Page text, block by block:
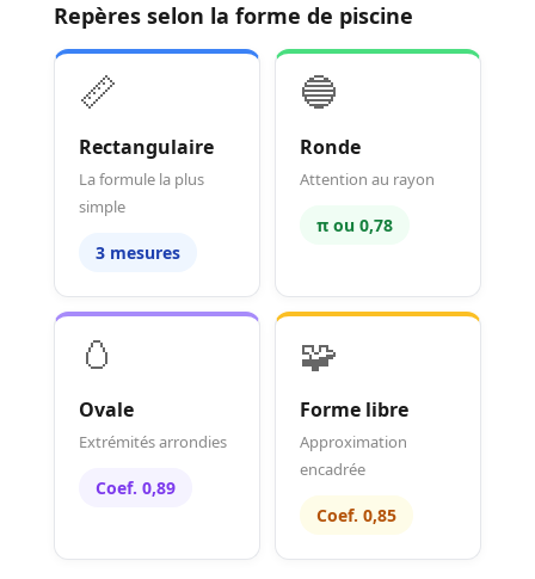
Repères selon la forme de piscine
📏
Rectangulaire
La formule la plus
simple
3 mesures
🔵
Ronde
Attention au rayon
π ou 0,78
🥚
Ovale
Extrémités arrondies
Coef. 0,89
🧩
Forme libre
Approximation
encadrée
Coef. 0,85